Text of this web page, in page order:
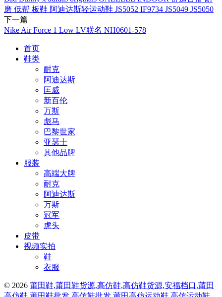
磨 低帮 板鞋 阿迪达斯轻运动鞋 JS5052 IF9734 JS5049 JS5050
下一篇
Nike Air Force 1 Low LV联名 NH0601-578
首页
鞋类
耐克
阿迪达斯
匡威
新百伦
万斯
彪马
巴黎世家
亚瑟士
其他品牌
服装
高端大牌
耐克
阿迪达斯
万斯
冠军
虎头
皮带
视频实拍
鞋
衣服
© 2026 莆田鞋,莆田鞋货源,高仿鞋,高仿鞋货源,安福档口,莆田